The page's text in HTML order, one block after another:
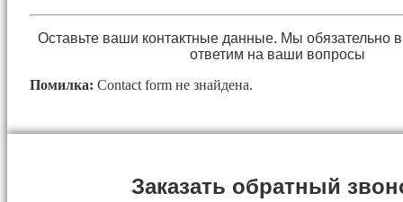
Оставьте ваши контактные данные. Мы обязательно
ответим на ваши вопросы
Помилка: Contact form не знайдена.
Заказать обратный